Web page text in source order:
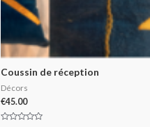
Coussin de réception
Décors
€45.00